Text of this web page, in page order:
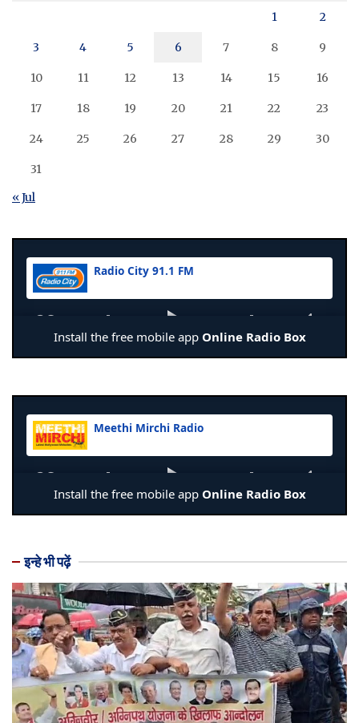
1 2
3 4 5 6 7 8 9
10 11 12 13 14 15 16
17 18 19 20 21 22 23
24 25 26 27 28 29 30
31
« Jul
इन्हे भी पढ़ें